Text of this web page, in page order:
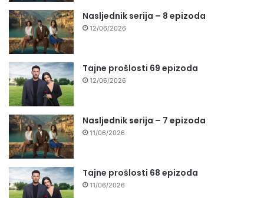
Nasljednik serija – 8 epizoda
12/06/2026
Tajne prošlosti 69 epizoda
12/06/2026
Nasljednik serija – 7 epizoda
11/06/2026
Tajne prošlosti 68 epizoda
11/06/2026